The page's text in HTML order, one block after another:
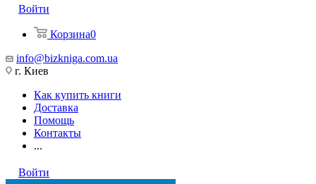
Войти
Корзина0
info@bizkniga.com.ua
г. Киев
Как купить книги
Доставка
Помощь
Контакты
...
Войти